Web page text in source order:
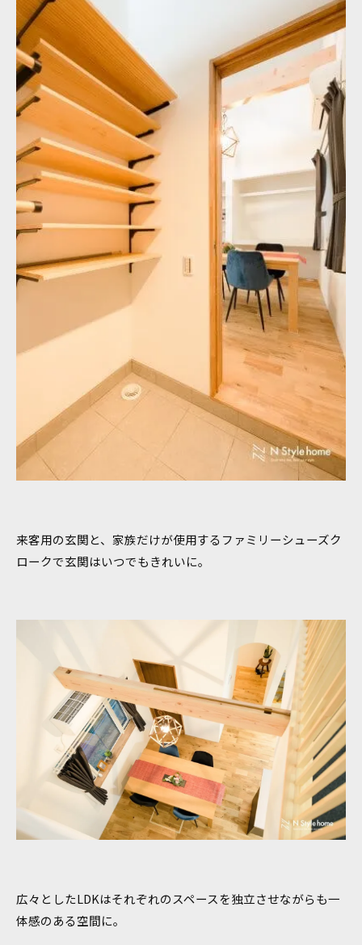
来客用の玄関と、家族だけが使用するファミリーシューズク
ロークで玄関はいつでもきれいに。
広々としたLDKはそれぞれのスペースを独立させながらも一
体感のある空間に。